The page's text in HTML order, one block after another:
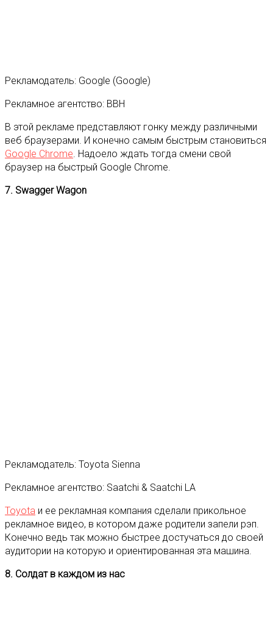
Рекламодатель: Google (Google)
Рекламное агентство: BBH
В этой рекламе представляют гонку между различными
веб браузерами. И конечно самым быстрым становиться
Google Chrome. Надоело ждать тогда смени свой
браузер на быстрый Google Chrome.
7. Swagger Wagon
Рекламодатель: Toyota Sienna
Рекламное агентство: Saatchi & Saatchi LA
Toyota и ее рекламная компания сделали прикольное
рекламное видео, в котором даже родители запели рэп.
Конечно ведь так можно быстрее достучаться до своей
аудитории на которую и ориентированная эта машина.
8. Солдат в каждом из нас